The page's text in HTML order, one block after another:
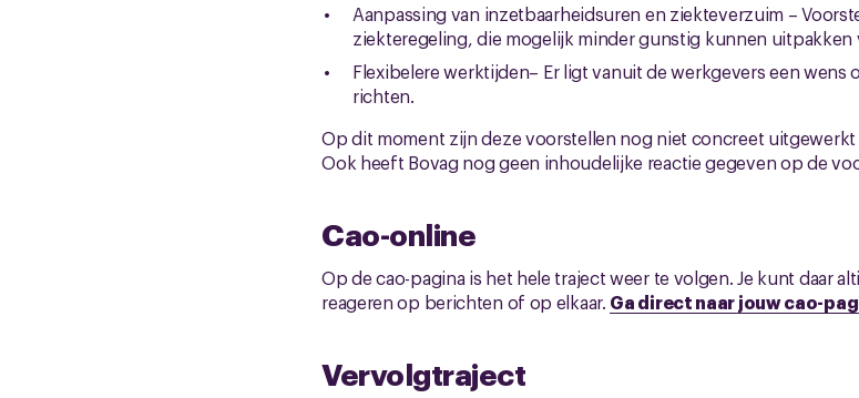
Aanpassing van inzetbaarheidsuren en ziekteverzuim –
ziekteregeling, die mogelijk minder gunstig kunnen uitpakken
Flexibelere werktijden– Er ligt vanuit de werkgevers een
richten.
Op dit moment zijn deze voorstellen nog niet concreet
Ook heeft Bovag nog geen inhoudelijke reactie gegeven op de
Cao-online
Op de cao-pagina is het hele traject weer te volgen. Je kunt daar
reageren op berichten of op elkaar. Ga direct naar jouw cao-
Vervolgtraject